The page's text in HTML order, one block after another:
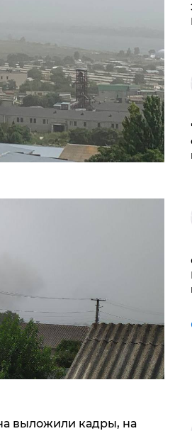
выложили кадры, на